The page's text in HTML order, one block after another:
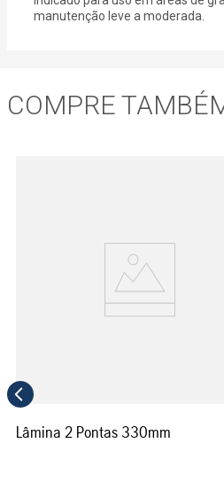
manutenção leve a moderada.
COMPRE
Lâmina 2 Pontas 330mm